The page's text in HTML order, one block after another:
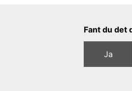
Fant du det
Ja